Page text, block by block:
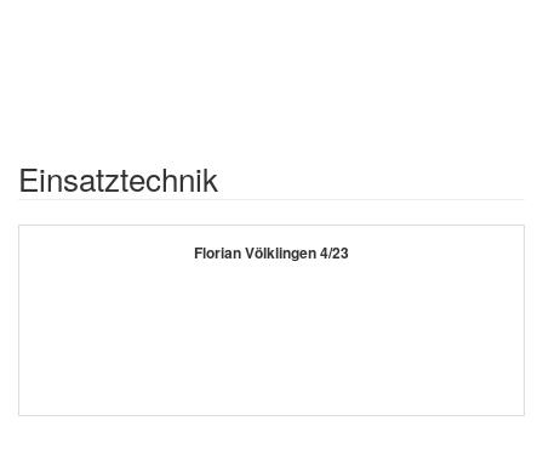
Einsatztechnik
Florian Völklingen 4/23